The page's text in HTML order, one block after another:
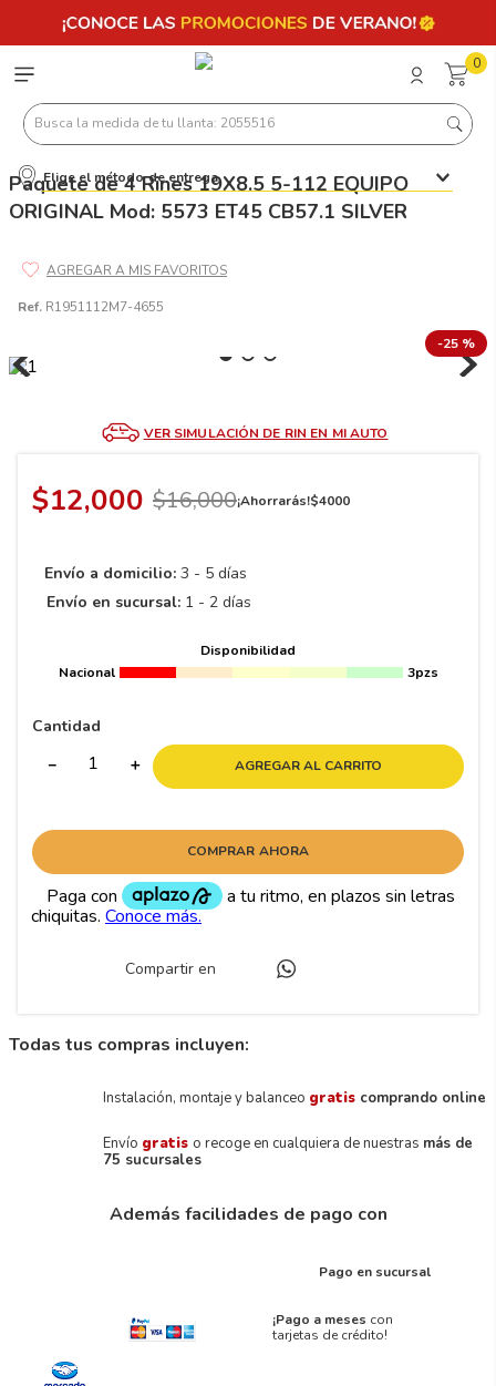
0
Busca la medida de tu llanta: 2055516
Elige el método de entrega
Paquete de 4 Rines 19X8.5 5-112 EQUIPO
ORIGINAL Mod: 5573 ET45 CB57.1 SILVER
Ref. R1951112M7-4655
-25 %
VER SIMULACIÓN DE RIN EN MI AUTO
$12,000 $16,000¡Ahorrarás!$4000
Envío a domicilio: 3 - 5 días
Envío en sucursal: 1 - 2 días
Disponibilidad
Nacional
3pzs
Cantidad
＋
－ AGREGAR AL CARRITO
COMPRAR AHORA
Compartir en
Todas tus compras incluyen:
Instalación, montaje y balanceo gratis comprando online
Envío gratis o recoge en cualquiera de nuestras más de
75 sucursales
Además facilidades de pago con
Pago en sucursal
¡Pago a meses con
tarjetas de crédito!
Términos más buscados
8.195 65 15